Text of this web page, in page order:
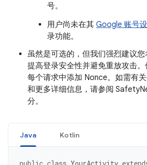
号。
用户尚未在其 Google 账号
录功能。
虽然是可选的，但我们强烈建议
提高登录安全性并避免重放攻击。
每个请求中添加 Nonce。如需有
和更多详细信息，请参阅
分。
Java Kotlin